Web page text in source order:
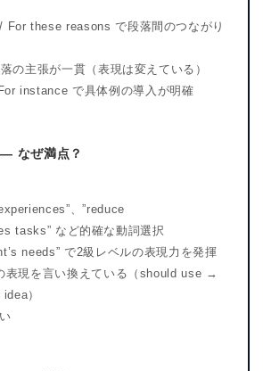
these reasons で段落間のつながり
の主張が一貫（表現は変えている）
instance で具体例の導入が明確
なぜ満点？
、”reduce
tasks” など的確な動詞選択
needs” で2級レベルの表現力を発揮
表現を言い換えている（should use →
）